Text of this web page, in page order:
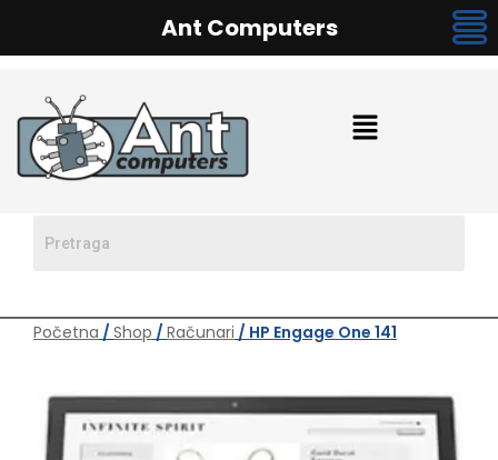
Početna / Shop / Računari / HP Engage One 141
Ant Computers